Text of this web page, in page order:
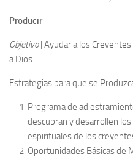
Producir
Objetivo| Ayudar a los
a Dios.
Estrategias para que se
Programa de
descubran y desarrollen
espirituales de los
Oportunidades Básicas de